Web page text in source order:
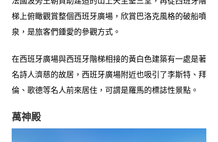
梯上俯瞰觀賞整個西班牙廣場，欣賞巴洛克風格的破船噴
泉，是旅客們鍾愛的參觀方式。
在西班牙廣場與西班牙階梯相接的黃白色建築有一處是著
名詩人濟慈的故居，西班牙廣場附近也吸引了李斯特、拜
倫、歌德等名人前來居住，可謂是羅馬的標誌性景點。
萬神殿